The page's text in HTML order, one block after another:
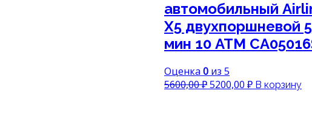
автомобильный
X5 двухпоршневой
мин 10 АТМ
Оценка 0 из 5
5600,00₽Первоначальная
5200,00 ₽Текущая
В корзину